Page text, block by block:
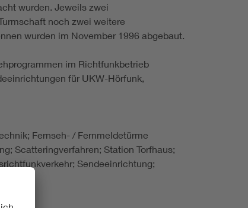
wurden. Jeweils zwei
noch zwei weitere
wurden im November 1996 abgebaut.
im Richtfunkbetrieb
für UKW-Hörfunk,
Fernseh- / Fernmeldetürme
Scatteringverfahren; Station Torfhaus;
Sendeeinrichtung;
T